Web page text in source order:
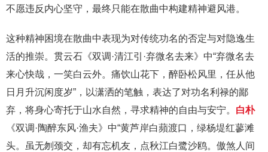
不愿违反内心坚守，最终只能在散曲中构建精神避风港。
这种精神困境在散曲中表现为对传统功名的否定与对隐逸生
活的推崇。贯云石《双调·清江引·弃微名去来》中“弃微名去
来心快哉，一笑白云外。痛饮山花下，醉卧松风里，任从他
日月升沉闲度岁”，以潇洒的笔触，表达了对功名利禄的鄙
弃，将身心寄托于山水自然，寻求精神的自由与安宁。 白朴
《双调·陶醉东风·渔夫》中“黄芦岸白蘋渡口，绿杨堤红蓼滩
头。虽无刎颈交，却有忘机友，点秋江白鹭沙鸥。傲煞人间